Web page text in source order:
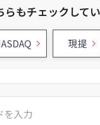
らもチェックして
現提